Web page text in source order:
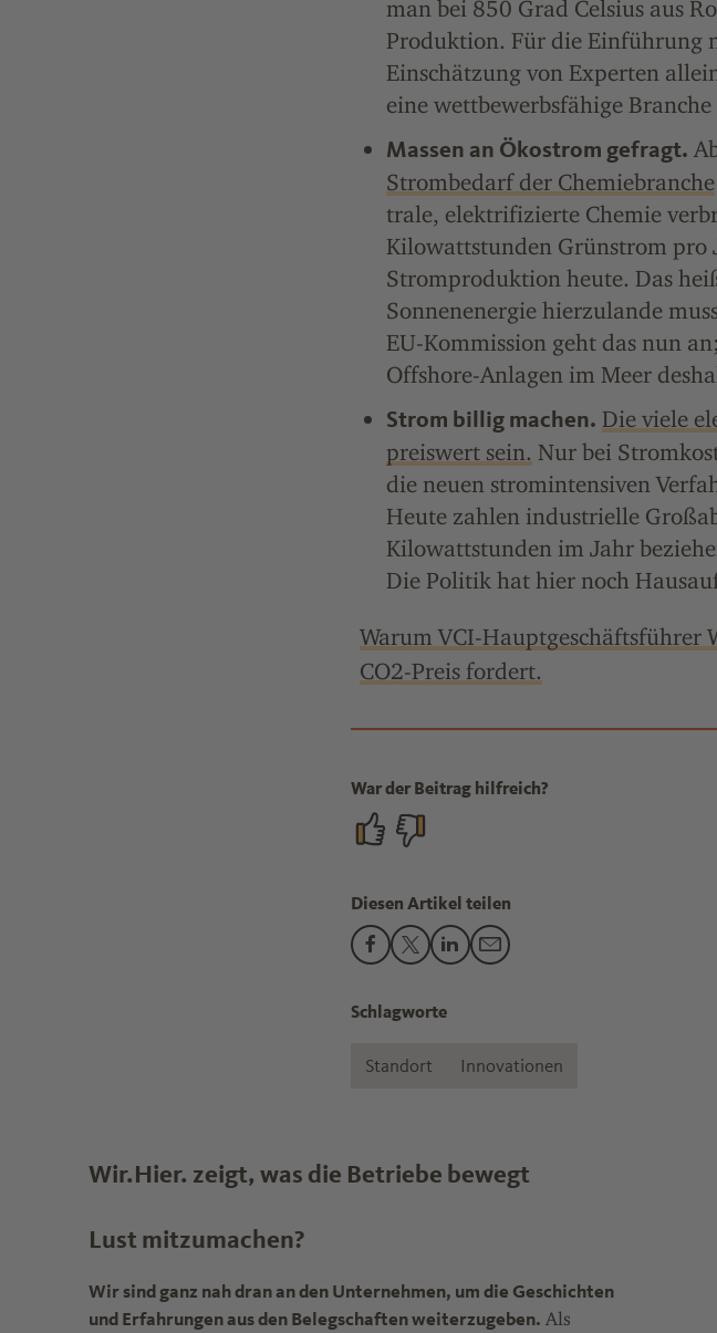
man bei 850 Grad Celsius aus
Produktion. Für die Einführung
Einschätzung von Experten
eine wettbewerbsfähige
Massen an Ökostrom gefragt.
Strombedarf der Chemiebranche
trale, elektrifizierte Chemie
Kilowattstunden Grünstrom pro
Stromproduktion heute. Das
Sonnenenergie hierzulande
EU-Kommission geht das nun
Offshore-Anlagen im Meer
Strom billig machen. Die viele
preiswert sein. Nur bei
die neuen stromintensiven
Heute zahlen industrielle
Kilowattstunden im Jahr
Die Politik hat hier noch
Warum VCI-Hauptgeschäftsführer
CO2-Preis fordert.
War der Beitrag hilfreich?
Diesen Artikel teilen
Den Beitrag "Klimapolitik: Was der Green
Den Beitrag "Klimapolitik: Was der
Den Beitrag "Klimapolitik: Was
Den Beitrag "Klimapolitik:
Schlagworte
Standort Innovationen
Wir.Hier. zeigt, was die Betriebe bewegt
Lust mitzumachen?
Wir sind ganz nah dran an den Unternehmen, um die Geschichten
und Erfahrungen aus den Belegschaften weiterzugeben. Als